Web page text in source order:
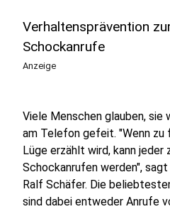
Verhaltensprävention
Schockanrufe
Anzeige
Viele Menschen glauben, sie
am Telefon gefeit. "Wenn
Lüge erzählt wird, kann jeder
Schockanrufen werden",
Ralf Schäfer. Die
sind dabei entweder Anrufe